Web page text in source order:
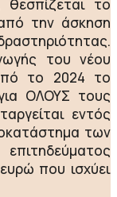
το
την άσκηση
του νέου
το 2024 το
ΟΛΟΥΣ τους
εντός
των
που ισχύει